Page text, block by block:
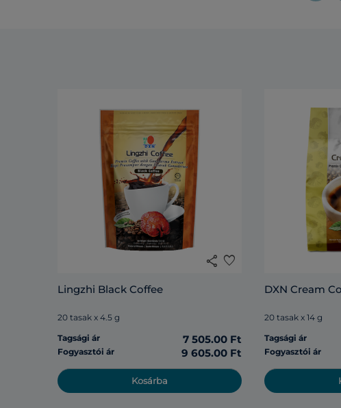
share favorite
Lingzhi Black Coffee
20 tasak x 4.5 g
Tagsági ár
7 505.00 Ft
Fogyasztói ár 9 605.00 Ft
Kosárba
DXN Cream
20 tasak x 14 g
Tagsági ár
Fogyasztói ár